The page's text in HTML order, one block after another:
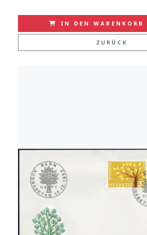
IN DEN WARENKORB
ZURÜCK